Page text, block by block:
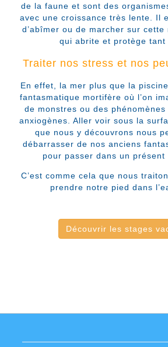
de la faune et sont des
avec une croissance très lente. Il
d’abîmer ou de marcher sur
qui abrite et protège tant
Traiter nos stress et nos
En effet, la mer plus que la
fantasmatique mortifère où l’on
de monstres ou des
anxiogènes. Aller voir sous la
que nous y découvrons nous
débarrasser de nos anciens
pour passer dans un présent
C’est comme cela que nous
prendre notre pied dans
Découvrir les stages